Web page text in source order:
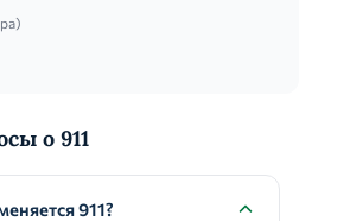
о 911
911?